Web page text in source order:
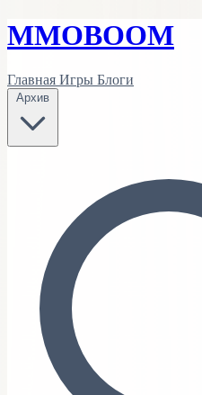
MMOBOOM
Главная Игры Блоги
Архив